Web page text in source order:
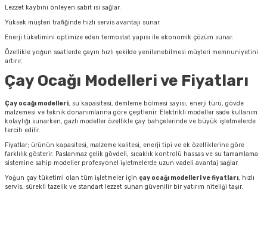
Lezzet kaybını önleyen sabit ısı sağlar.
Yüksek müşteri trafiğinde hızlı servis avantajı sunar.
Enerji tüketimini optimize eden termostat yapısı ile ekonomik çözüm sunar.
Özellikle yoğun saatlerde çayın hızlı şekilde yenilenebilmesi müşteri memnuniyetini
artırır.
Çay Ocağı Modelleri ve Fiyatları
Çay ocağı modelleri, su kapasitesi, demleme bölmesi sayısı, enerji türü, gövde
malzemesi ve teknik donanımlarına göre çeşitlenir. Elektrikli modeller sade kullanım
kolaylığı sunarken, gazlı modeller özellikle çay bahçelerinde ve büyük işletmelerde
tercih edilir.
Fiyatlar; ürünün kapasitesi, malzeme kalitesi, enerji tipi ve ek özelliklerine göre
farklılık gösterir. Paslanmaz çelik gövdeli, sıcaklık kontrolü hassas ve su tamamlama
sistemine sahip modeller profesyonel işletmelerde uzun vadeli avantaj sağlar.
Yoğun çay tüketimi olan tüm işletmeler için çay ocağı modelleri ve fiyatları, hızlı
servis, sürekli tazelik ve standart lezzet sunan güvenilir bir yatırım niteliği taşır.